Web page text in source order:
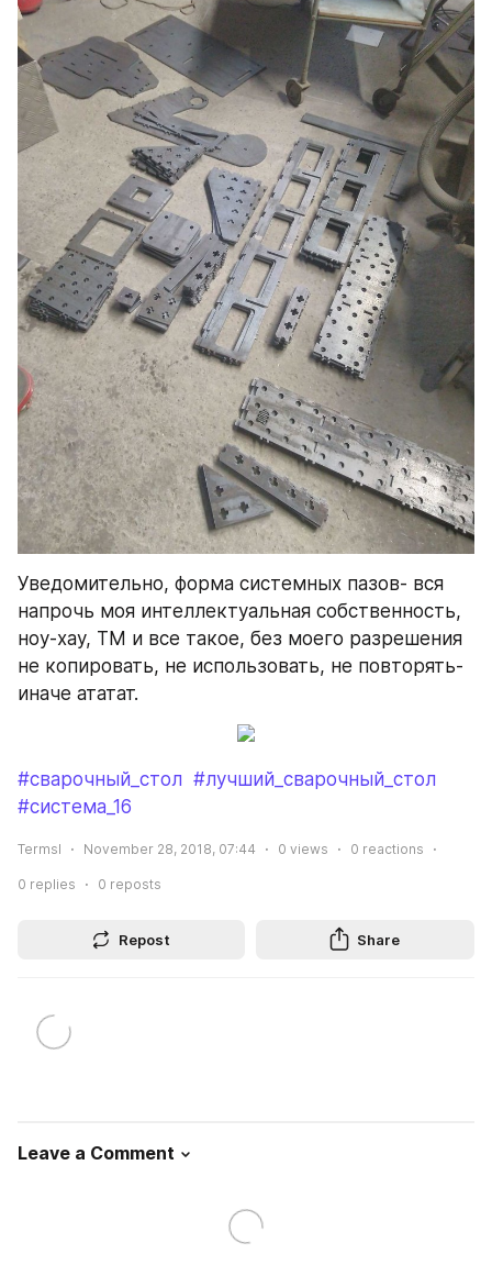
Уведомительно, форма системных пазов- вся
напрочь моя интеллектуальная собственность,
ноу-хау, ТМ и все такое, без моего разрешения
не копировать, не использовать, не повторять-
иначе ататат.
#сварочный_стол #лучший_сварочный_стол
#система_16
Termsl November 28, 2018, 07:44 0 views 0 reactions
0 replies 0 reposts
Repost Share
Leave a Comment